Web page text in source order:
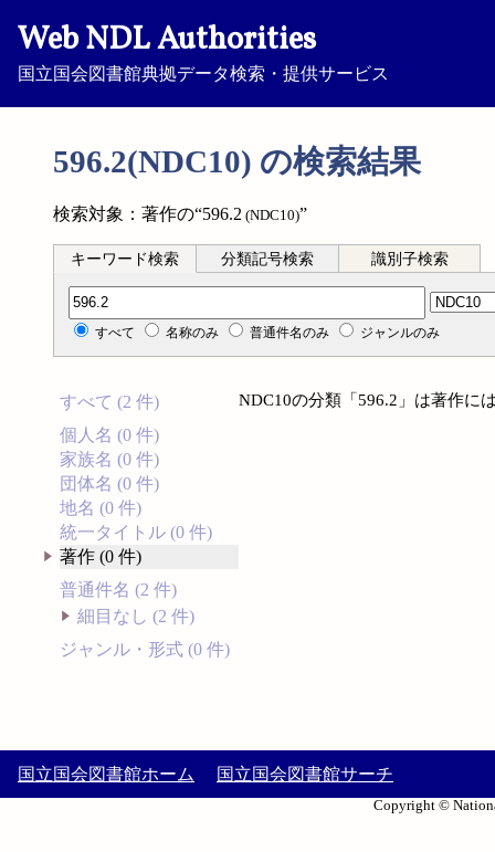
Web NDL Authorities
国立国会図書館典拠データ検索・提供サービス
596.2(NDC10) の検索結果
検索対象：著作の“596.2 (NDC10)”
キーワード検索 分類記号検索 識別子検索
分類記号検索
すべて 名称のみ 普通件名のみ ジャンルのみ
すべて (2 件)
個人名 (0 件)
家族名 (0 件)
団体名 (0 件)
地名 (0 件)
統一タイトル (0 件)
著作 (0 件)
普通件名 (2 件)
細目なし (2 件)
ジャンル・形式 (0 件)
NDC10の分類「596.2」は著作に
国立国会図書館ホーム 国立国会図書館サーチ
Copyright ©